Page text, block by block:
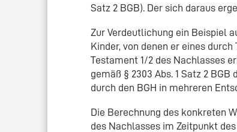
Satz 2 BGB). Der sich daraus
Zur Verdeutlichung ein Beispiel
Kinder, von denen er eines
Testament 1/2 des Nachlasses
gemäß § 2303 Abs. 1 Satz 2
durch den BGH in mehreren
Die Berechnung des konkreten
des Nachlasses im Zeitpunkt